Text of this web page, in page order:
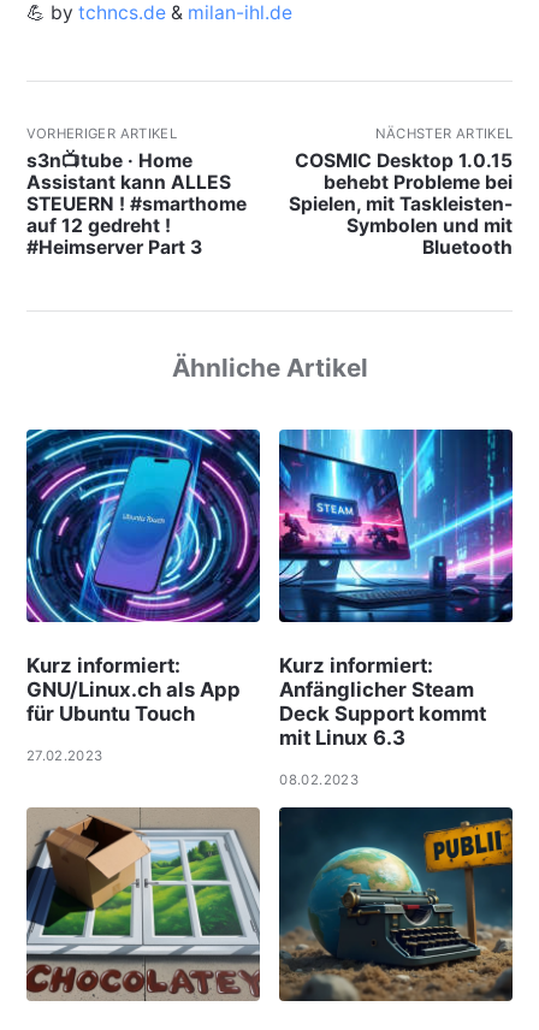
💪 by tchncs.de& milan-ihl.de
VORHERIGER ARTIKEL
s3n📺tube · Home
Assistant kann ALLES
STEUERN ! #smarthome
auf 12 gedreht !
#Heimserver Part 3
NÄCHSTER ARTIKEL
COSMIC Desktop 1.0.15
behebt Probleme bei
Spielen, mit Taskleisten-
Symbolen und mit
Bluetooth
Ähnliche Artikel
Kurz informiert:
GNU/Linux.ch als App
für Ubuntu Touch
27.02.2023
Kurz informiert:
Anfänglicher Steam
Deck Support kommt
mit Linux 6.3
08.02.2023